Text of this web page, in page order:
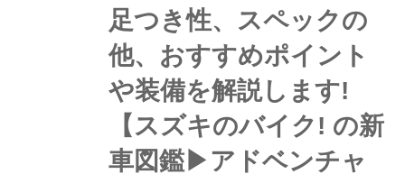
足つき性、スペックの
他、おすすめポイント
や装備を解説します!
【スズキのバイク! の新
車図鑑▶アドベンチャ